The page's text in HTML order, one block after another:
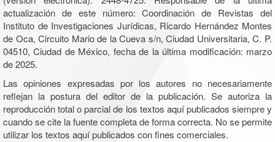
actualización de este número: Coordinación de Revistas del
Instituto de Investigaciones Jurídicas, Ricardo Hernández Montes
de Oca, Circuito Mario de la Cueva s/n, Ciudad Universitaria, C. P.
04510, Ciudad de México, fecha de la última modificación: marzo
de 2025.
Las opiniones expresadas por los autores no necesariamente
reflejan la postura del editor de la publicación. Se autoriza la
reproducción total o parcial de los textos aquí publicados siempre y
cuando se cite la fuente completa de forma correcta. No se permite
utilizar los textos aquí publicados con fines comerciales.